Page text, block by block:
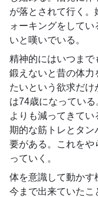
が落とされて行く。
ォーキングをして
いと嘆いでいる。
精神的にはいつまで
鍛えないと昔の体力
たいという欲求だ
は74歳になってい
よりも減ってきて
期的な筋トレとタン
要がある。これをや
っていく。
体を意識して動かす
今まで出来ていたこ